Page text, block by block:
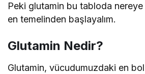
Peki glutamin bu tabloda
en temelinden başlayalım.
Glutamin Nedir?
Glutamin, vücudumuzdaki en